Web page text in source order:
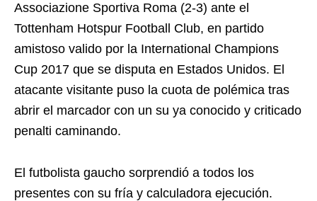
Associazione Sportiva Roma (2-3) ante el
Tottenham Hotspur Football Club, en partido
amistoso valido por la International Champions
Cup 2017 que se disputa en Estados Unidos. El
atacante visitante puso la cuota de polémica tras
abrir el marcador con un su ya conocido y criticado
penalti caminando.
El futbolista gaucho sorprendió a todos los
presentes con su fría y calculadora ejecución.